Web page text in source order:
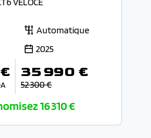
Automatique
2025
35 990 €
52 300 €
16 310 €